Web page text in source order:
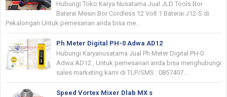
Hubungi Toko Karya Nusatama Jual JLD Tools Bor
Baterai Mesin Bor Cordless 12 Volt 1 Baterai J12-S di
Pekalongan Untuk pemesanan anda bisa me...
Ph Meter Digital PH-0 Adwa AD12
Hubungi Karyanusatama Jual Ph Meter Digital PH-0
Adwa AD12 , Untuk pemesanan anda bisa menghubungi
sales marketing kami di TLP/SMS : 0857407...
Speed Vortex Mixer Dlab MX s